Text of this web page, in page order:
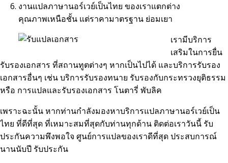
งานแปลภาษานอร์เวย์เป็นไทย ของเราแตกต่าง
คุณภาพเหนือชั้น แต่ราคามาตรฐาน ย่อมเยา
เรามีบริการ
เสริมในการยื่น
รับรองเอกสาร ที่สถานทูตต่างๆ หากเป็นไปได้ และบริการรับรอง
เอกสารอื่นๆ เช่น บริการรับรองทนาย รับรองกับกระทรวงยุติธรรม
หรือ การแปลและรับรองเอกสาร โนตารี่ พับลิค
เพราะฉะนั้น หากท่านกำลังมองหาบริการแปลภาษานอร์เวย์เป็น
ไทย ที่ดีที่สุด ที่เหมาะสมที่สุดกับท่านทุกด้าน ติดต่อเราวันนี้ รับ
ประกันความพึงพอใจ ศูนย์การแปลของเราดีที่สุด ประสบการณ์
นานนับปี รับประกัน